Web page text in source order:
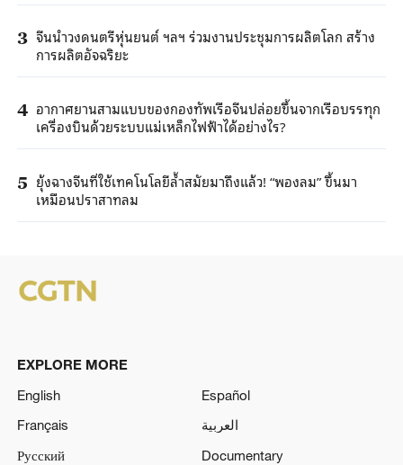
3 จีนนำวงดนตรีหุ่นยนต์ ฯลฯ ร่วมงานประชุมการผลิตโลก สร้าง
การผลิตอัจฉริยะ
4 อากาศยานสามแบบของกองทัพเรือจีนปล่อยขึ้นจากเรือบรรทุก
เครื่องบินด้วยระบบแม่เหล็กไฟฟ้าได้อย่างไร?
5 ยุ้งฉางจีนที่ใช้เทคโนโลยีล้ำสมัยมาถึงแล้ว! “พองลม” ขึ้นมา
เหมือนปราสาทลม
EXPLORE MORE
English
Español
Français
العربية
Русский
Documentary